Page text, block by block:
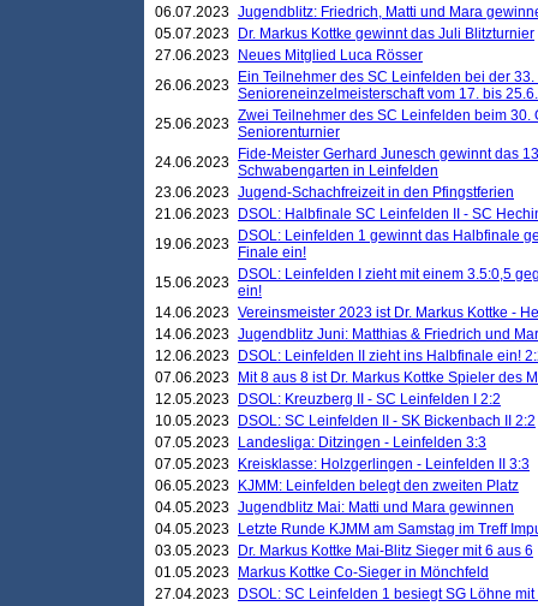
06.07.2023 Jugendblitz: Friedrich, Matti und Mara
05.07.2023
Dr. Markus Kottke gewinnt das Juli Blitzturnier
27.06.2023
Neues Mitglied Luca Rösser
26.06.2023
Ein Teilnehmer des SC Leinfelden bei der
Senioreneinzelmeisterschaft vom 17. bis
25.06.2023 Zwei Teilnehmer des SC Leinfelden beim
Seniorenturnier
24.06.2023
Fide-Meister Gerhard Junesch gewinnt das
Schwabengarten in Leinfelden
23.06.2023 Jugend-Schachfreizeit in den Pfingstferien
21.06.2023
DSOL: Halbfinale SC Leinfelden II - SC
19.06.2023
DSOL: Leinfelden 1 gewinnt das Halbfinale
Finale ein!
15.06.2023
DSOL: Leinfelden I zieht mit einem 3.5:0,5
ein!
14.06.2023 Vereinsmeister 2023 ist Dr. Markus Kottke -
14.06.2023 Jugendblitz Juni: Matthias & Friedrich und
12.06.2023
DSOL: Leinfelden II zieht ins Halbfinale ein!
07.06.2023
Mit 8 aus 8 ist Dr. Markus Kottke Spieler des
12.05.2023
DSOL: Kreuzberg II - SC Leinfelden I 2:2
10.05.2023
DSOL: SC Leinfelden II - SK Bickenbach II 2:2
07.05.2023
Landesliga: Ditzingen - Leinfelden 3:3
07.05.2023
Kreisklasse: Holzgerlingen - Leinfelden II 3:3
06.05.2023
KJMM: Leinfelden belegt den zweiten Platz
04.05.2023 Jugendblitz Mai: Matti und Mara gewinnen
04.05.2023
Letzte Runde KJMM am Samstag im Treff
03.05.2023
Dr. Markus Kottke Mai-Blitz Sieger mit 6 aus 6
01.05.2023
Markus Kottke Co-Sieger in Mönchfeld
27.04.2023
DSOL: SC Leinfelden 1 besiegt SG Löhne mit